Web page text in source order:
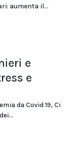
aumenta il...
e
e
da Covid 19, Ci